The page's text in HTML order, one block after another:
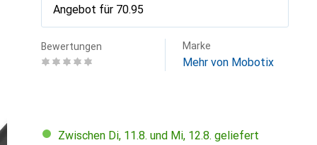
Angebot für CHF
70.95
Bewertungen Marke
Mehr von Mobotix
Zwischen Di, 11.8. und Mi, 12.8. geliefert